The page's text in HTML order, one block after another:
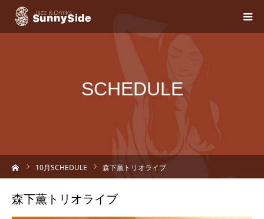
SCHEDULE
10月SCHEDULE 森下薫トリオライブ
森下薫トリオライブ